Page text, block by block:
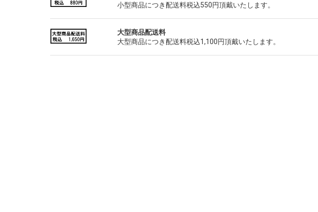
小型商品につき配送料税込550円頂戴いたします。
大型商品配送料
大型商品につき配送料税込1,100円頂戴いたします。